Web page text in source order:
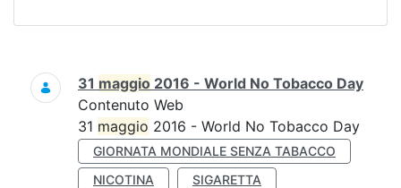
Ricerca
31 maggio 2016 - World No Tobacco Day
Contenuto Web
31 maggio 2016 - World No Tobacco Day
GIORNATA MONDIALE SENZA TABACCO
NICOTINA
SIGARETTA